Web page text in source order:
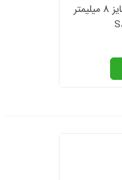
کوپلینگ شیلنگ خور معمولی سایز 8 میلیمتر